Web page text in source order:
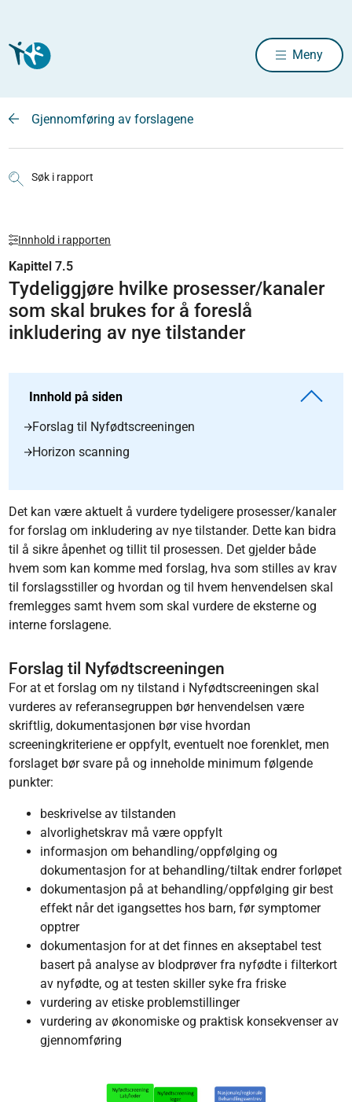
Meny
Gjennomføring av forslagene
Søk i rapport
Innhold i rapporten
Kapittel 7.5
Tydeliggjøre hvilke prosesser/kanaler
som skal brukes for å foreslå
inkludering av nye tilstander
Innhold på siden
Forslag til Nyfødtscreeningen
Horizon scanning
Det kan være aktuelt å vurdere tydeligere prosesser/kanaler
for forslag om inkludering av nye tilstander. Dette kan bidra
til å sikre åpenhet og tillit til prosessen. Det gjelder både
hvem som kan komme med forslag, hva som stilles av krav
til forslagsstiller og hvordan og til hvem henvendelsen skal
fremlegges samt hvem som skal vurdere de eksterne og
interne forslagene.
Forslag til Nyfødtscreeningen
For at et forslag om ny tilstand i Nyfødtscreeningen skal
vurderes av referansegruppen bør henvendelsen være
skriftlig, dokumentasjonen bør vise hvordan
screeningkriteriene er oppfylt, eventuelt noe forenklet, men
forslaget bør svare på og inneholde minimum følgende
punkter:
beskrivelse av tilstanden
alvorlighetskrav må være oppfylt
informasjon om behandling/oppfølging og
dokumentasjon for at behandling/tiltak endrer forløpet
dokumentasjon på at behandling/oppfølging gir best
effekt når det igangsettes hos barn, før symptomer
opptrer
dokumentasjon for at det finnes en akseptabel test
basert på analyse av blodprøver fra nyfødte i filterkort
av nyfødte, og at testen skiller syke fra friske
vurdering av etiske problemstillinger
vurdering av økonomiske og praktisk konsekvenser av
gjennomføring